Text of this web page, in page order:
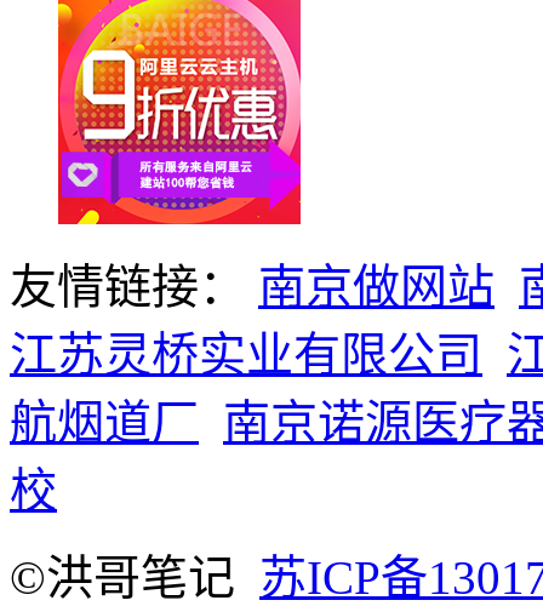
友情链接： 南京做网站
江苏灵桥实业有限公司
航烟道厂 南京诺源医疗
校
©洪哥笔记 苏ICP备